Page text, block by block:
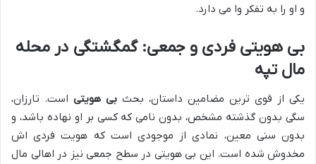
و او را به تفکر وا می دارد.
بی هویتی فردی و جمعی: گمگشتگی در محله
مال تپه
یکی از قوی ترین مضامین داستان، بحث بی هویتی است. تارزان،
سگی بدون گذشته مشخص، بدون نامی که کسی بر او نهاده باشد، و
بدون سنی معین، نمادی از موجودی است که هویت فردی اش
مخدوش شده است. این بی هویتی در سطح جمعی نیز در اهالی مال